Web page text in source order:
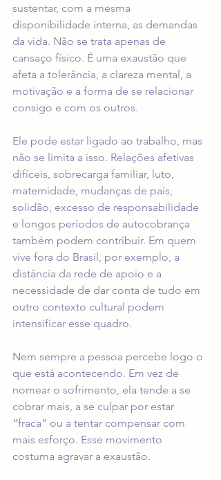
sustentar, com a mesma
disponibilidade interna, as demandas
da vida. Não se trata apenas de
cansaço físico. É uma exaustão que
afeta a tolerância, a clareza mental, a
motivação e a forma de se relacionar
consigo e com os outros.
Ele pode estar ligado ao trabalho, mas
não se limita a isso. Relações afetivas
difíceis, sobrecarga familiar, luto,
maternidade, mudanças de país,
solidão, excesso de responsabilidade
e longos períodos de autocobrança
também podem contribuir. Em quem
vive fora do Brasil, por exemplo, a
distância da rede de apoio e a
necessidade de dar conta de tudo em
outro contexto cultural podem
intensificar esse quadro.
Nem sempre a pessoa percebe logo o
que está acontecendo. Em vez de
nomear o sofrimento, ela tende a se
cobrar mais, a se culpar por estar
“fraca” ou a tentar compensar com
mais esforço. Esse movimento
costuma agravar a exaustão.